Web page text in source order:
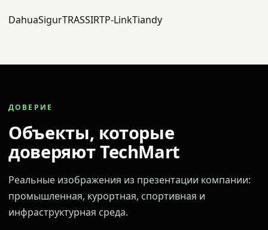
DahuaSigurTRASSIRTP-LinkTiandy
ДОВЕРИЕ
Объекты, которые
доверяют TechMart
Реальные изображения из презентации компании:
промышленная, курортная, спортивная и
инфраструктурная среда.